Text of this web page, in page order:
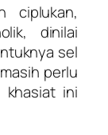
ciplukan,
dinilai
sel
perlu
khasiat ini